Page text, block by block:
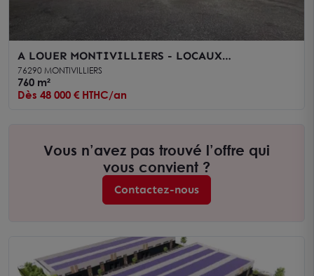
A LOUER MONTIVILLIERS - LOCAUX
D'ACTIVITÉS 760 m2 + TERRE PLEIN 800 m2
76290 MONTIVILLIERS
760 m²
Dès 48 000 € HTHC/an
Vous n’avez pas trouvé l’offre qui
vous convient ?
Contactez-nous